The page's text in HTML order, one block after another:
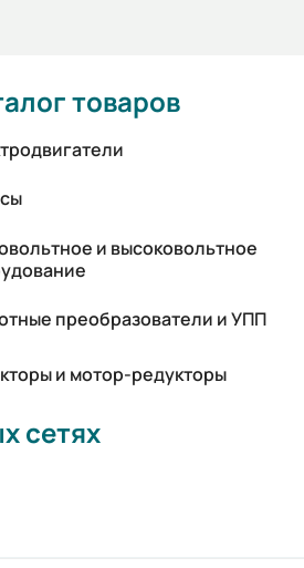
товаров
и высоковольтное
преобразователи и УПП
и мотор-редукторы
сетях